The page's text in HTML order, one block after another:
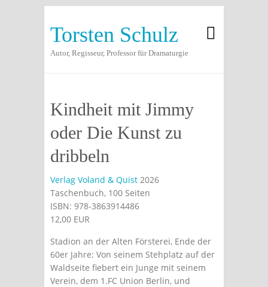
Torsten Schulz
Autor, Regisseur, Professor für Dramaturgie
Kindheit mit Jimmy
oder Die Kunst zu
dribbeln
Verlag Voland & Quist 2026
Taschenbuch, 100 Seiten
ISBN: 978-3863914486
12,00 EUR
Stadion an der Alten Försterei, Ende der
60er Jahre: Von seinem Stehplatz auf der
Waldseite fiebert ein Junge mit seinem
Verein, dem 1.FC Union Berlin, und